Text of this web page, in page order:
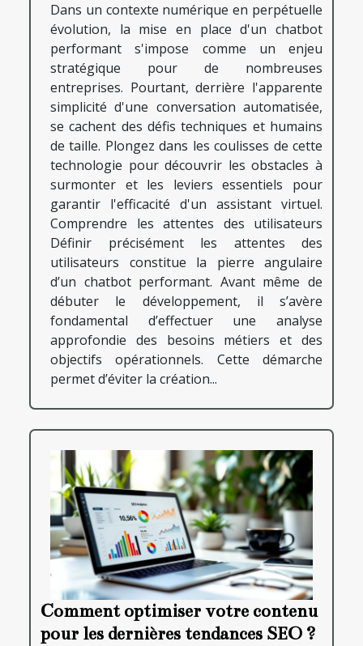
Dans un contexte numérique en perpétuelle
évolution, la mise en place d'un chatbot
performant s'impose comme un enjeu
stratégique pour de nombreuses
entreprises. Pourtant, derrière l'apparente
simplicité d'une conversation automatisée,
se cachent des défis techniques et humains
de taille. Plongez dans les coulisses de cette
technologie pour découvrir les obstacles à
surmonter et les leviers essentiels pour
garantir l'efficacité d'un assistant virtuel.
Comprendre les attentes des utilisateurs
Définir précisément les attentes des
utilisateurs constitue la pierre angulaire
d’un chatbot performant. Avant même de
débuter le développement, il s’avère
fondamental d’effectuer une analyse
approfondie des besoins métiers et des
objectifs opérationnels. Cette démarche
permet d’éviter la création...
Comment optimiser votre contenu
pour les dernières tendances SEO ?